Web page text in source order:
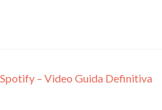
– Video Guida Definitiva